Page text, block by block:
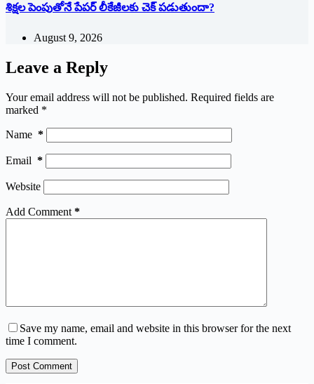
శిక్షల పెంపుతోనే పేపర్ లీకేజీలకు చెక్ పడుతుందా?
August 9, 2026
Leave a Reply
Your email address will not be published. Required fields are
marked *
Name *
Email *
Website
Add Comment *
Save my name, email and website in this browser for the next
time I comment.
Post Comment